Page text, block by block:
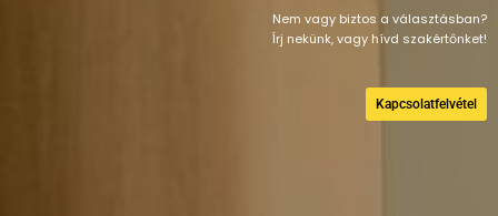
Nem vagy biztos a választásban?
Írj nekünk, vagy hívd szakértőnket!
Kapcsolatfelvétel